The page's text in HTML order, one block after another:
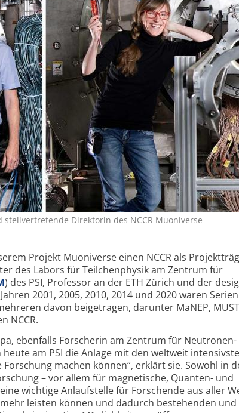
Direktorin des NCCR Muoniverse
Projekt Muoniverse einen NCCR als
des Labors für Teilchenphysik am Zentrum für
) des PSI, Professor an der ETH Zürich und der
2001, 2005, 2010, 2014 und 2020 waren
davon beigetragen, darunter MaNEP,
NCCR.
ebenfalls Forscherin am Zentrum für Neutronen-
am PSI die Anlage mit den weltweit
machen können“, erklärt sie. Sowohl in
– vor allem für magnetische, Quanten- und
wichtige Anlaufstelle für Forschende aus aller
leisten können und dadurch bestehenden und